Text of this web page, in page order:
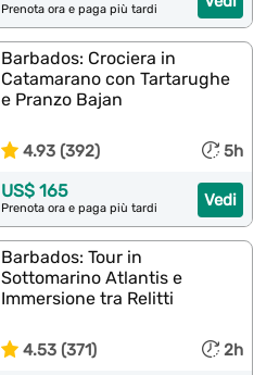
Prenota ora e paga più tardi
Barbados: Crociera in
Catamarano con Tartarughe
e Pranzo Bajan
4.93 (392) 5h
Vedi
US$ 165
Prenota ora e paga più tardi
Barbados: Tour in
Sottomarino Atlantis e
Immersione tra Relitti
4.53 (371) 2h